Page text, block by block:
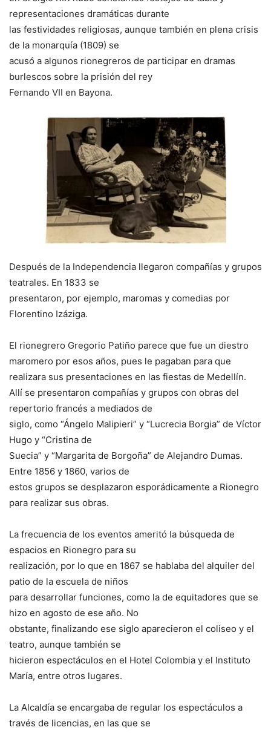
representaciones dramáticas durante
las festividades religiosas, aunque también en plena crisis
de la monarquía (1809) se
acusó a algunos rionegreros de participar en dramas
burlescos sobre la prisión del rey
Fernando VII en Bayona.
Después de la Independencia llegaron compañías y grupos
teatrales. En 1833 se
presentaron, por ejemplo, maromas y comedias por
Florentino Izáziga.
El rionegrero Gregorio Patiño parece que fue un diestro
maromero por esos años, pues le pagaban para que
realizara sus presentaciones en las fiestas de Medellín.
Allí se presentaron compañías y grupos con obras del
repertorio francés a mediados de
siglo, como “Ángelo Malipieri” y “Lucrecia Borgia” de Víctor
Hugo y “Cristina de
Suecia” y “Margarita de Borgoña” de Alejandro Dumas.
Entre 1856 y 1860, varios de
estos grupos se desplazaron esporádicamente a Rionegro
para realizar sus obras.
La frecuencia de los eventos ameritó la búsqueda de
espacios en Rionegro para su
realización, por lo que en 1867 se hablaba del alquiler del
patio de la escuela de niños
para desarrollar funciones, como la de equitadores que se
hizo en agosto de ese año. No
obstante, finalizando ese siglo aparecieron el coliseo y el
teatro, aunque también se
hicieron espectáculos en el Hotel Colombia y el Instituto
María, entre otros lugares.
La Alcaldía se encargaba de regular los espectáculos a
través de licencias, en las que se